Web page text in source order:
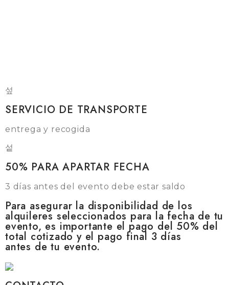
SERVICIO DE TRANSPORTE
entrega y recogida
50% PARA APARTAR FECHA
3 días antes del evento debe estar saldo
Para asegurar la disponibilidad de los
alquileres seleccionados para la fecha de tu
evento, es importante el pago del 50% del
total cotizado y el pago final 3 días
antes de tu evento.